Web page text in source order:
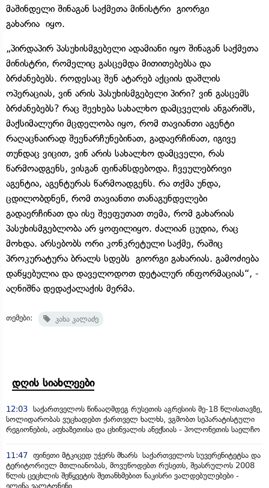
მაშინდელი შინაგან საქმეთა მინისტრი გიორგი
გახარია იყო.
„პირდაპირ პასუხისმგებელი ადამიანი იყო შინაგან საქმეთა
მინისტრი, რომელიც გასცემდა მითითებებსა და
ბრძანებებს. როდესაც შენ ატარებ აქციის დაშლის
ოპერაციას, ვინ არის პასუხისმგებელი პირი? ვინ გასცემს
ბრძანებებს? რაც შეეხება სახალხო დამცველის ანგარიშს,
მაქსიმალური მცდელობა იყო, რომ თავიანთი აგენტი
რაღაცნაირად შეენარჩუნებინათ, გადაერჩინათ, იგივე
თუნდაც ვიცით, ვინ არის სახალხო დამცველი, რას
წარმოადგენს, ვისგან ფინანსდებოდა. ჩვეულებრივი
აგენტია, აგენტურას წარმოადგენს. რა თქმა უნდა,
ცდილობდნენ, რომ თავიანთი თანაგუნდელები
გადაერჩინათ და ისე შეეფუთათ თემა, რომ გახარიას
პასუხისმგებლობა არ ყოფილიყო. ძალიან ცუდია, რაც
მოხდა. არსებობს ორი კონკრეტული საქმე, რაშიც
პროკურატურა ბრალს სდებს გიორგი გახარიას. გამოძიება
დაწყებულია და დაველოდოთ დეტალურ ინფორმაციას“, -
აღნიშნა დედაქალაქის მერმა.
თემები: კახა კალაძე
დღის სიახლეები
12:03 საქართველოს წინააღმდეგ რუსეთის აგრესიის მე-18 წლისთავზე,
სოლიდარობას ვუცხადებთ ქართველ ხალხს, ვგმობთ სეპარატისტული
რეგიონების, აფხაზეთისა და ცხინვალის ანექსიას - პოლონეთის საელჩო
11:47 ფინეთი მტკიცედ უჭერს მხარს საქართველოს სუვერენიტეტსა და
ტერიტორიულ მთლიანობას, მოვუწოდებთ რუსეთს, შეასრულოს 2008
წლის ცეცხლის შეწყვეტის შეთანხმებით ნაკისრი ვალდებულებები -
ელინა ვალტონენი